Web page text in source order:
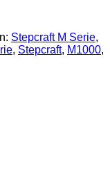
Stepcraft M Serie,
, Stepcraft, M1000,